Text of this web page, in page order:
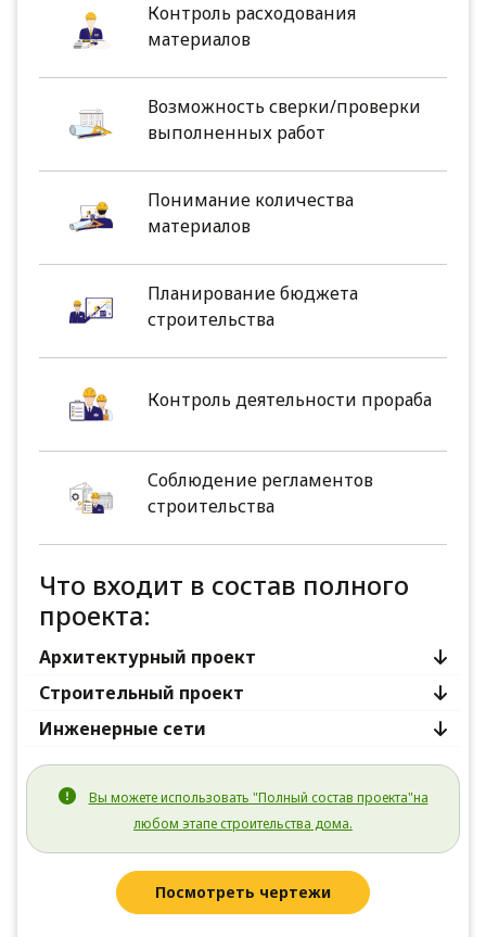
Контроль расходования
материалов
Возможность сверки/проверки
выполненных работ
Понимание количества
материалов
Планирование бюджета
строительства
Контроль деятельности прораба
Соблюдение регламентов
строительства
Что входит в состав полного
проекта:
Архитектурный проект
Строительный проект
Инженерные сети
Вы можете использовать "Полный состав проекта"на
любом этапе строительства дома.
Посмотреть чертежи